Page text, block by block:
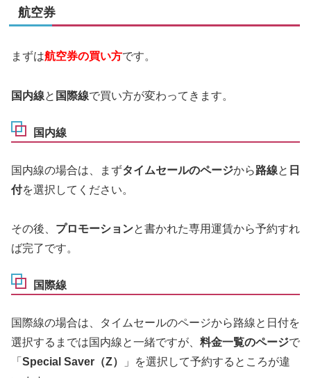
航空券
まずは航空券の買い方です。
国内線と 国際線で買い方が変わってきます。
国内線
国内線の場合は、まずタイムセールのページから路線と 日
付を選択してください。
その後、 プロモーションと書かれた専用運賃から予約すれ
ば完了です。
国際線
国際線の場合は、タイムセールのページから路線と日付を
選択するまでは国内線と一緒ですが、 料金一覧のページで
「 Special Saver（Z）
」を選択して予約するところが違